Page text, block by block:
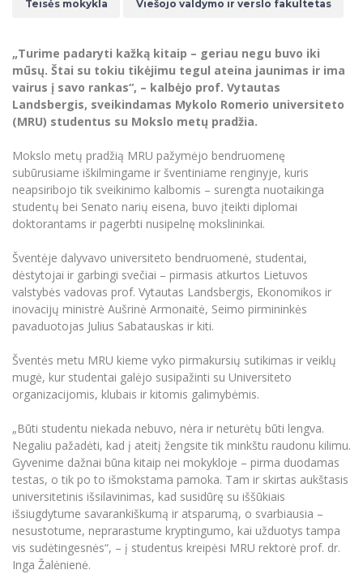
Universiteto teatras
Novikas)
MRU merginų choras
Neformaliuoju ir (ar) savišvietos būdu įgytų
Studijų organizavimas
Erasmus+ mobilumas praktikoms (SMP)
Partnerystės
Vilniaus Karaliaus Sedžiongo institutas
Frankofoniškų šalių studijų centras
Žmogaus, aplinkos ir technologijų (HET)
Doktorantūra
Projektai
Akademinė leidyba
Mokymų LAB
Mokslo naujienos
Kasmetiniai mokslo renginiai
Akademinė etika
Darbas MRU
Universiteto simbolika
Atributika
Naujienos
Tarptautiškumas
Studentams
Studentams
Darbuotojams
Partnerystės
Azijos centras
Frankofoniškų šalių studijų centras
Darbuotojams
Partnerystės
Azijos centras
Vilniaus Karaliaus Sedžiongo institutas
Frankofoniškų šalių studijų centras
Darnus vystymasis
Privatumo politika
Negalia ir individualieji poreikiai
Viešai skelbiama informacija
Parama Ukrainai
Civilinė sauga
Korupcijos prevencija
Bakalauro studijos
Magistrantūros studijos
Vadovų MBA
Švietimo ir kultūros vadovų MPA
Papildomosios studijos
Pedagogų rengimas
Doktorantūros studijos
Profesinės bakalauro studijos
Privačių interesų deklaravimas
Informacija naujiems darbuotojams
Studijų Moodle (studijų vykdymui)
Darbuotojų Moodle (kompetencijų tobulinimui)
Studijų tvarkaraštis
Informacinė sistema "Studijos"
Darbuotojų elektroninis paštas
Daugiafaktorinė autentifikacija universiteto
darbuotojams (MFA)
Mokslininkų profiliai "CRIS"
Bendruomenės gerovė
Darbuotojų kvalifikacijos kėlimas
MRU norminių teisės aktų duomenų bazė
Intranetas
Teisės mokykla Viešojo valdymo ir verslo fakultetas
„Turime padaryti kažką kitaip – geriau negu buvo iki
mūsų. Štai su tokiu tikėjimu tegul ateina jaunimas ir ima
vairus į savo rankas“, – kalbėjo prof. Vytautas
Landsbergis, sveikindamas Mykolo Romerio universiteto
(MRU) studentus su Mokslo metų pradžia.
Mokslo metų pradžią MRU pažymėjo bendruomenę
subūrusiame iškilmingame ir šventiniame renginyje, kuris
neapsiribojo tik sveikinimo kalbomis – surengta nuotaikinga
studentų bei Senato narių eisena, buvo įteikti diplomai
doktorantams ir pagerbti nusipelnę mokslininkai.
Šventėje dalyvavo universiteto bendruomenė, studentai,
dėstytojai ir garbingi svečiai – pirmasis atkurtos Lietuvos
valstybės vadovas prof. Vytautas Landsbergis, Ekonomikos ir
inovacijų ministrė Aušrinė Armonaitė, Seimo pirmininkės
pavaduotojas Julius Sabatauskas ir kiti.
Šventės metu MRU kieme vyko pirmakursių sutikimas ir veiklų
mugė, kur studentai galėjo susipažinti su Universiteto
organizacijomis, klubais ir kitomis galimybėmis.
„Būti studentu niekada nebuvo, nėra ir neturėtų būti lengva.
Negaliu pažadėti, kad į ateitį žengsite tik minkštu raudonu kilimu.
Gyvenime dažnai būna kitaip nei mokykloje – pirma duodamas
testas, o tik po to išmokstama pamoka. Tam ir skirtas aukštasis
universitetinis išsilavinimas, kad susidūrę su iššūkiais
išsiugdytume savarankiškumą ir atsparumą, o svarbiausia –
nesustotume, neprarastume kryptingumo, kai užduotys tampa
vis sudėtingesnės“, – į studentus kreipėsi MRU rektorė prof. dr.
Inga Žalėnienė.